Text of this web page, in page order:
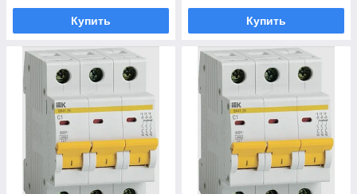
Купить Купить